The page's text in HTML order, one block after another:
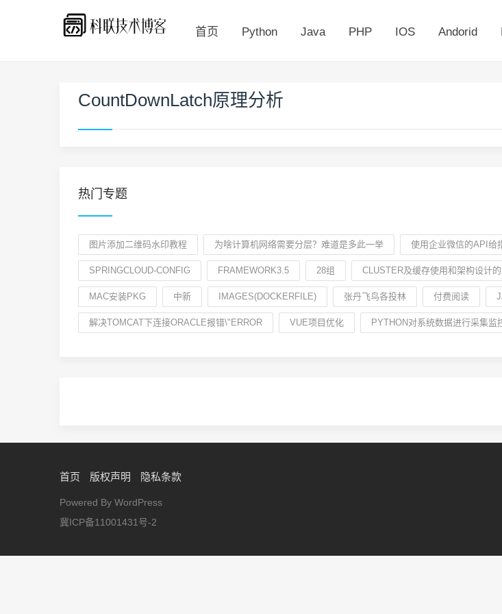
首页 Python Java PHP IOS Andorid
CountDownLatch原理分析
热门专题
图片添加二维码水印教程 为啥计算机网络需要分层？难道是多此一举 使用企业微信的API给
SPRINGCLOUD-CONFIG FRAMEWORK3.5 28组 CLUSTER及缓存使用和架构设计
MAC安装PKG 中新 IMAGES(DOCKERFILE) 张丹飞鸟各投林 付费阅读
解决TOMCAT下连接ORACLE报错\"ERROR VUE项目优化 PYTHON对系统数据进行采集
首页 版权声明 隐私条款
Powered By WordPress
冀ICP备11001431号-2